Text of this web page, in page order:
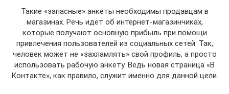
Такие «запасные» анкеты необходимы продавцам в
магазинах. Речь идет об интернет-магазинчиках,
которые получают основную прибыль при помощи
привлечения пользователей из социальных сетей. Так,
человек может не «захламлять» свой профиль, а просто
использовать рабочую анкету. Ведь новая страница «В
Контакте», как правило, служит именно для данной цели.